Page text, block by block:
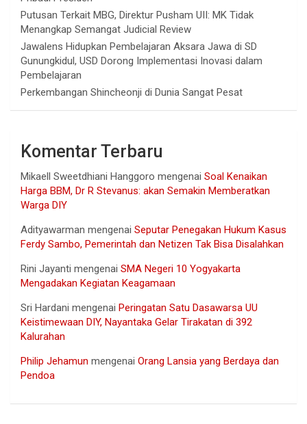
Putusan Terkait MBG, Direktur Pusham UII: MK Tidak
Menangkap Semangat Judicial Review
Jawalens Hidupkan Pembelajaran Aksara Jawa di SD
Gunungkidul, USD Dorong Implementasi Inovasi dalam
Pembelajaran
Perkembangan Shincheonji di Dunia Sangat Pesat
Komentar Terbaru
Mikaell Sweetdhiani Hanggoro mengenai Soal Kenaikan
Harga BBM, Dr R Stevanus: akan Semakin Memberatkan
Warga DIY
Adityawarman mengenai Seputar Penegakan Hukum Kasus
Ferdy Sambo, Pemerintah dan Netizen Tak Bisa Disalahkan
Rini Jayanti mengenai SMA Negeri 10 Yogyakarta
Mengadakan Kegiatan Keagamaan
Sri Hardani mengenai Peringatan Satu Dasawarsa UU
Keistimewaan DIY, Nayantaka Gelar Tirakatan di 392
Kalurahan
Philip Jehamun mengenai Orang Lansia yang Berdaya dan
Pendoa